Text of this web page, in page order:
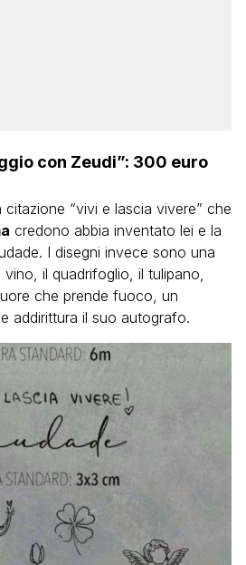
con Zeudi”: 300 euro
“vivi e lascia vivere” che
credono abbia inventato lei e la
I disegni invece sono una
vino, il quadrifoglio, il tulipano,
che prende fuoco, un
addirittura il suo autografo.